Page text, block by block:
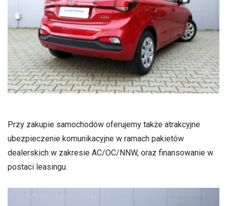
Przy zakupie samochodów oferujemy także atrakcyjne
ubezpieczenie komunikacyjne w ramach pakietów
dealerskich w zakresie AC/OC/NNW, oraz finansowanie w
postaci leasingu.